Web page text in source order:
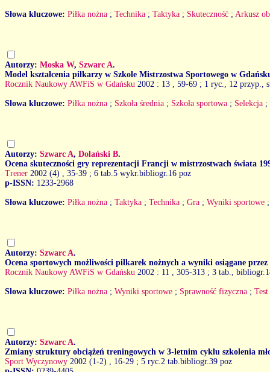
Słowa kluczowe: Piłka nożna ; Technika ; Taktyka ; Skuteczność ; Arkusz
Autorzy: Moska W, Szwarc A.
Model kształcenia piłkarzy w Szkole Mistrzostwa Sportowego w
Rocznik Naukowy AWFiS w Gdańsku 2002 : 13 , 59-69 ; 1 ryc., 12 przyp.,
Słowa kluczowe: Piłka nożna ; Szkoła średnia ; Szkoła sportowa ; Selekcja ;
Autorzy: Szwarc A, Dolański B.
Ocena skuteczności gry reprezentacji Francji w mistrzostwach świata
Trener 2002 (4)
, 35-39 ; 6 tab.5 wykr.bibliogr.16 poz
p-ISSN: 1233-2968
Słowa kluczowe: Piłka nożna ; Taktyka ; Technika ; Gra ; Wyniki sportowe
Autorzy: Szwarc A.
Ocena sportowych możliwości piłkarek nożnych a wyniki osiągane
Rocznik Naukowy AWFiS w Gdańsku 2002 : 11 , 305-313 ; 3 tab.,
Słowa kluczowe: Piłka nożna ; Wyniki sportowe ; Sprawność fizyczna ;
Autorzy: Szwarc A.
Zmiany struktury obciążeń treningowych w 3-letnim cyklu szkolenia
Sport Wyczynowy 2002 (1-2)
, 16-29 ; 5 ryc.2 tab.bibliogr.39 poz